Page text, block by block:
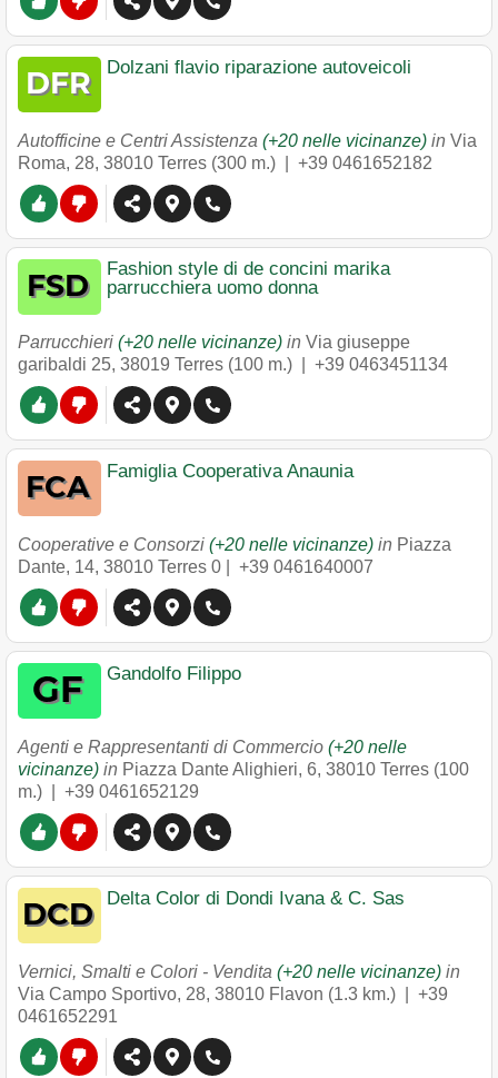
Dolzani flavio riparazione autoveicoli
Autofficine e Centri Assistenza (+20 nelle vicinanze) in Via
Roma, 28, 38010 Terres (300 m.) | +39 0461652182
Fashion style di de concini marika
parrucchiera uomo donna
Parrucchieri (+20 nelle vicinanze) in Via giuseppe
garibaldi 25, 38019 Terres (100 m.) | +39 0463451134
Famiglia Cooperativa Anaunia
Cooperative e Consorzi (+20 nelle vicinanze) in Piazza
Dante, 14, 38010 Terres 0 | +39 0461640007
Gandolfo Filippo
Agenti e Rappresentanti di Commercio (+20 nelle
vicinanze) in Piazza Dante Alighieri, 6, 38010 Terres (100
m.) | +39 0461652129
Delta Color di Dondi Ivana & C. Sas
Vernici, Smalti e Colori - Vendita (+20 nelle vicinanze) in
Via Campo Sportivo, 28, 38010 Flavon (1.3 km.) | +39
0461652291